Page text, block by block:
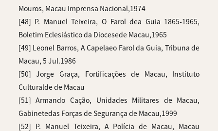
Mouros, Macau Imprensa Nacional,1974
[48] P. Manuel Teixeira, O Farol dea Guia 1865-1965,
Boletim Eclesiástico da Diocesede Macau,1965
[49] Leonel Barros, A Capelaeo Farol da Guia, Tribuna de
Macau, 5 Jul.1986
[50] Jorge Graça, Fortificações de Macau, Instituto
Culturalde de Macau
[51] Armando Cação, Unidades Militares de Macau,
Gabinetedas Forças de Segurança de Macau,1999
[52] P. Manuel Teixeira, A Polícia de Macau, Macau